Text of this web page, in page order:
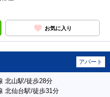
お気に入り
アパート
北山駅/徒歩28分
北仙台駅/徒歩31分